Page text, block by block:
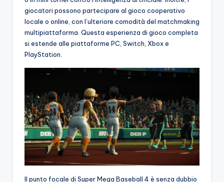
giocatori possono partecipare al gioco cooperativo
locale o online, con l’ulteriore comodità del matchmaking
multipiattaforma. Questa esperienza di gioco completa
si estende alle piattaforme PC, Switch, Xbox e
PlayStation.
Il punto focale di Super Mega Baseball 4 è senza dubbio